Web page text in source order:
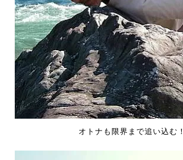
オトナも限界まで追い込む！